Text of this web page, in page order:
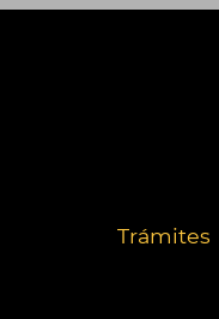
Trámites